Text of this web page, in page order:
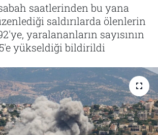
saatlerinden bu yana
saldırılarda ölenlerin
yaralananların sayısının
yükseldiği bildirildi
İbda
İbda
Haberleri